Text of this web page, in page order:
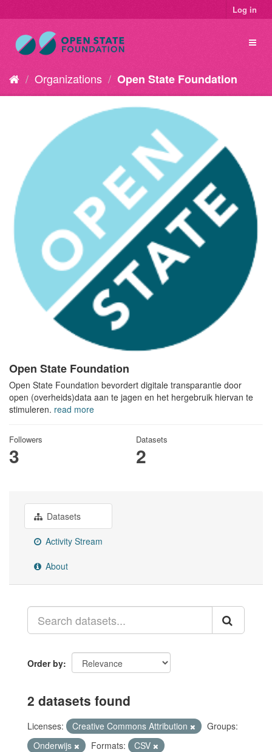
Log in
Organizations Open State Foundation
Open State Foundation
Open State Foundation bevordert digitale transparantie door
open (overheids)data aan te jagen en het hergebruik hiervan te
stimuleren. read more
Followers
3
Datasets
2
Datasets
Activity Stream
About
Order by
2 datasets found
Licenses: Creative Commons Attribution
Groups:
Onderwijs
Formats:
CSV